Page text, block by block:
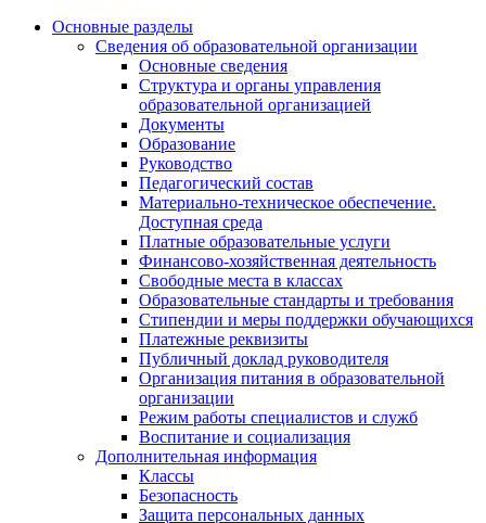
Основные разделы
Сведения об образовательной организации
Основные сведения
Структура и органы управления
образовательной организацией
Документы
Образование
Руководство
Педагогический состав
Материально-техническое обеспечение.
Доступная среда
Платные образовательные услуги
Финансово-хозяйственная деятельность
Свободные места в классах
Образовательные стандарты и требования
Стипендии и меры поддержки обучающихся
Платежные реквизиты
Публичный доклад руководителя
Организация питания в образовательной
организации
Режим работы специалистов и служб
Воспитание и социализация
Дополнительная информация
Классы
Безопасность
Защита персональных данных